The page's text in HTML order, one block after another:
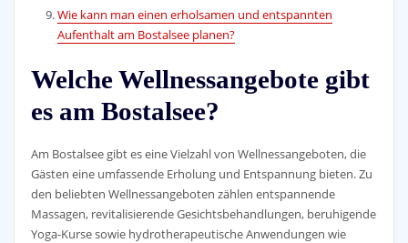
Wie kann man einen erholsamen und entspannten
Aufenthalt am Bostalsee planen?
Welche Wellnessangebote gibt
es am Bostalsee?
Am Bostalsee gibt es eine Vielzahl von Wellnessangeboten, die
Gästen eine umfassende Erholung und Entspannung bieten. Zu
den beliebten Wellnessangeboten zählen entspannende
Massagen, revitalisierende Gesichtsbehandlungen, beruhigende
Yoga-Kurse sowie hydrotherapeutische Anwendungen wie